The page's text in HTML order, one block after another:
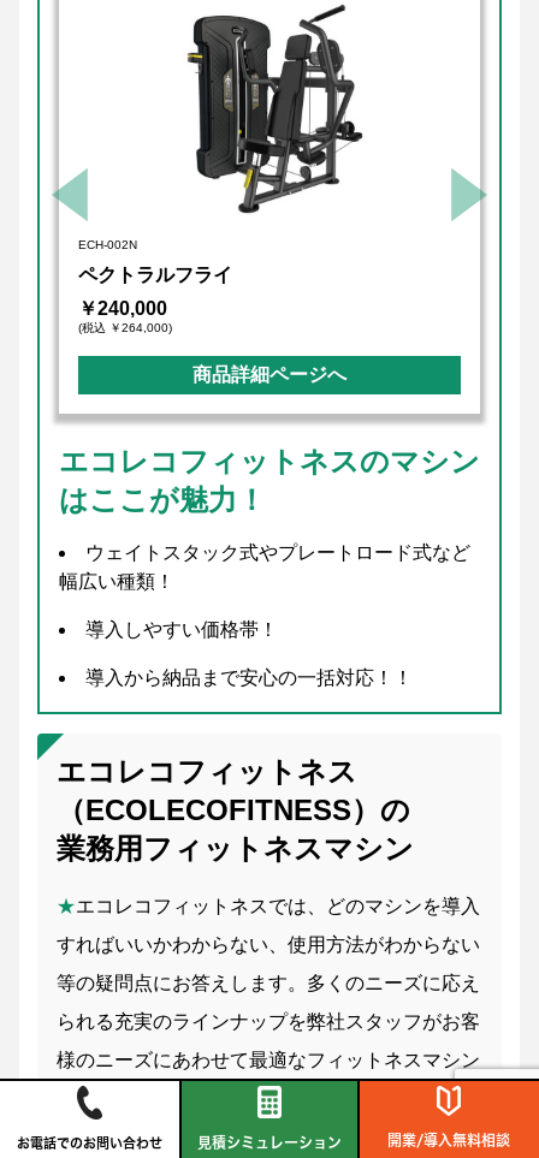
ECH-002N
ペクトラルフライ
￥240,000
(税込 ￥264,000)
商品詳細ページへ
エコレコフィットネスのマシン
はここが魅力！
ウェイトスタック式やプレートロード式など
幅広い種類！
導入しやすい価格帯！
導入から納品まで安心の一括対応！！
エコレコフィットネス
（ECOLECOFITNESS）の
業務用フィットネスマシン
★エコレコフィットネスでは、どのマシンを導入
すればいいかわからない、使用方法がわからない
等の疑問点にお答えします。多くのニーズに応え
られる充実のラインナップを弊社スタッフがお客
様のニーズにあわせて最適なフィットネスマシン
をご提案！また、使用方法が分からなくてもマシ
ン側面のQRを読み取って使用方法が３D動画で
お電話でのお問い合わせ 見積シミュレーション 開業/導入無料相談